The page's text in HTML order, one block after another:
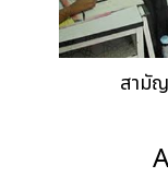
สามั